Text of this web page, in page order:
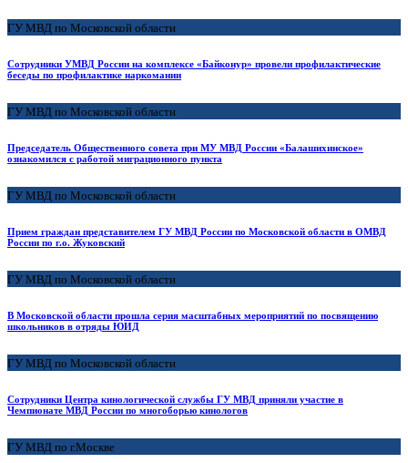
ГУ МВД по Московской области
Сотрудники УМВД России на комплексе «Байконур» провели профилактические
беседы по профилактике наркомании
ГУ МВД по Московской области
Председатель Общественного совета при МУ МВД России «Балашихинское»
ознакомился с работой миграционного пункта
ГУ МВД по Московской области
Прием граждан представителем ГУ МВД России по Московской области в ОМВД
России по г.о. Жуковский
ГУ МВД по Московской области
В Московской области прошла серия масштабных мероприятий по посвящению
школьников в отряды ЮИД
ГУ МВД по Московской области
Сотрудники Центра кинологической службы ГУ МВД приняли участие в
Чемпионате МВД России по многоборью кинологов
ГУ МВД по г.Москве